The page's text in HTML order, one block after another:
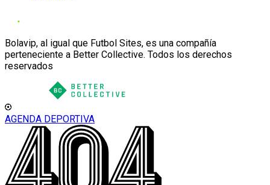
Bolavip, al igual que Futbol Sites, es una compañía
perteneciente a Better Collective. Todos los derechos
reservados
AGENDA DEPORTIVA